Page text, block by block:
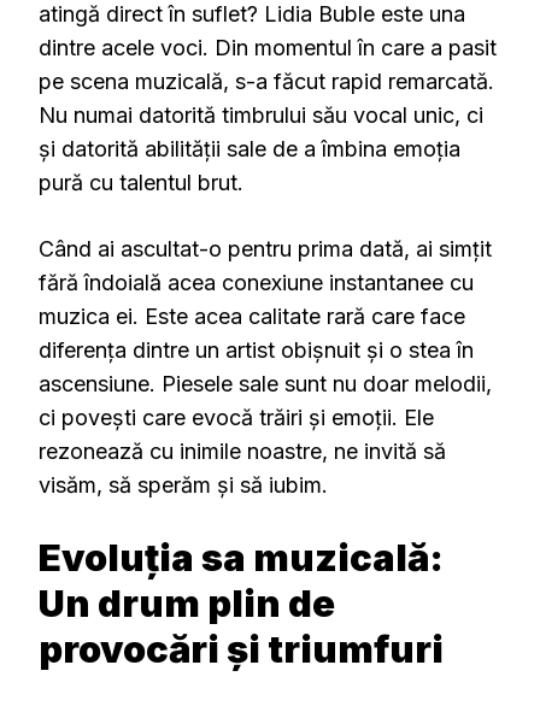
atingă direct în suflet? Lidia Buble este una
dintre acele voci. Din momentul în care a pasit
pe scena muzicală, s-a făcut rapid remarcată.
Nu numai datorită timbrului său vocal unic, ci
și datorită abilității sale de a îmbina emoția
pură cu talentul brut.
Când ai ascultat-o pentru prima dată, ai simțit
fără îndoială acea conexiune instantanee cu
muzica ei. Este acea calitate rară care face
diferența dintre un artist obișnuit și o stea în
ascensiune. Piesele sale sunt nu doar melodii,
ci povești care evocă trăiri și emoții. Ele
rezonează cu inimile noastre, ne invită să
visăm, să sperăm și să iubim.
Evoluția sa muzicală:
Un drum plin de
provocări și triumfuri